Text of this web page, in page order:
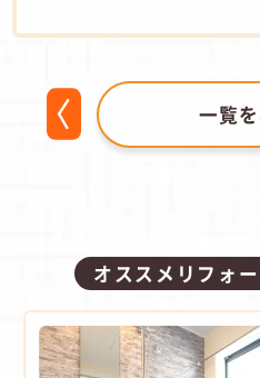
一覧
オススメリフォ